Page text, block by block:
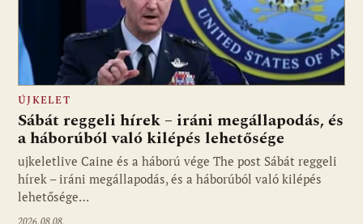
Fotó: ujkelet.live
ÚJKELET
Sábát reggeli hírek – iráni megállapodás, és
a háborúból való kilépés lehetősége
ujkeletlive Caine és a háború vége The post Sábát reggeli
hírek – iráni megállapodás, és a háborúból való kilépés
lehetősége…